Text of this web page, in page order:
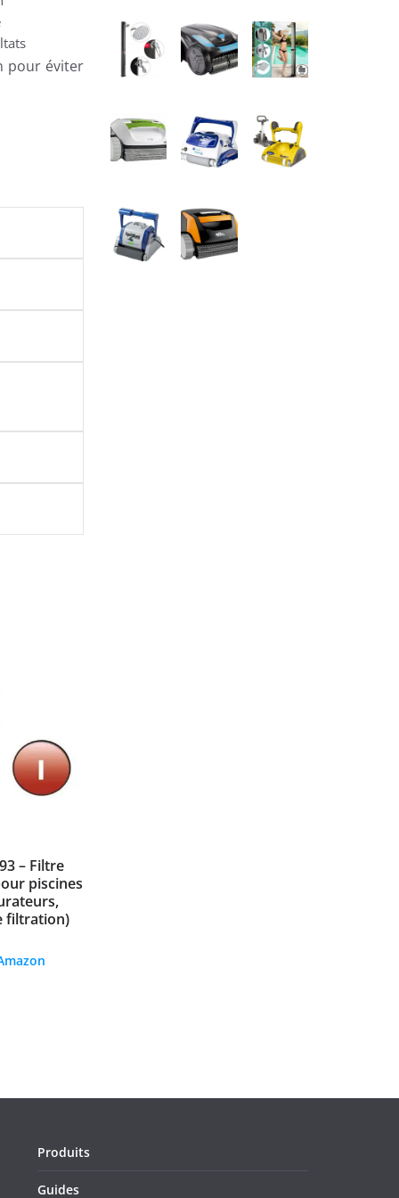
pour éviter
– Filtre
piscines
filtration)
Produits
Guides